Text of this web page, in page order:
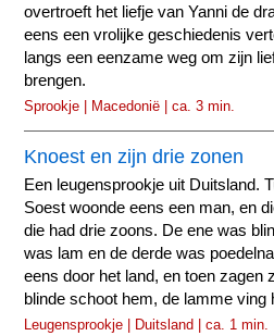
overtroeft het liefje van Yanni de
eens een vrolijke geschiedenis
langs een eenzame weg om zijn
brengen.
Sprookje | Macedonië | ca. 3 min.
Knoest en zijn drie zonen
Een leugensprookje uit Duitsland.
Soest woonde eens een man, en
die had drie zoons. De ene was
was lam en de derde was
eens door het land, en toen zagen
blinde schoot hem, de lamme ving
Leugensprookje | Duitsland | ca. 1 min.